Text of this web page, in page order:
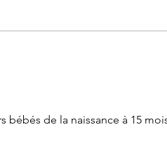
bébés de la naissance à 15